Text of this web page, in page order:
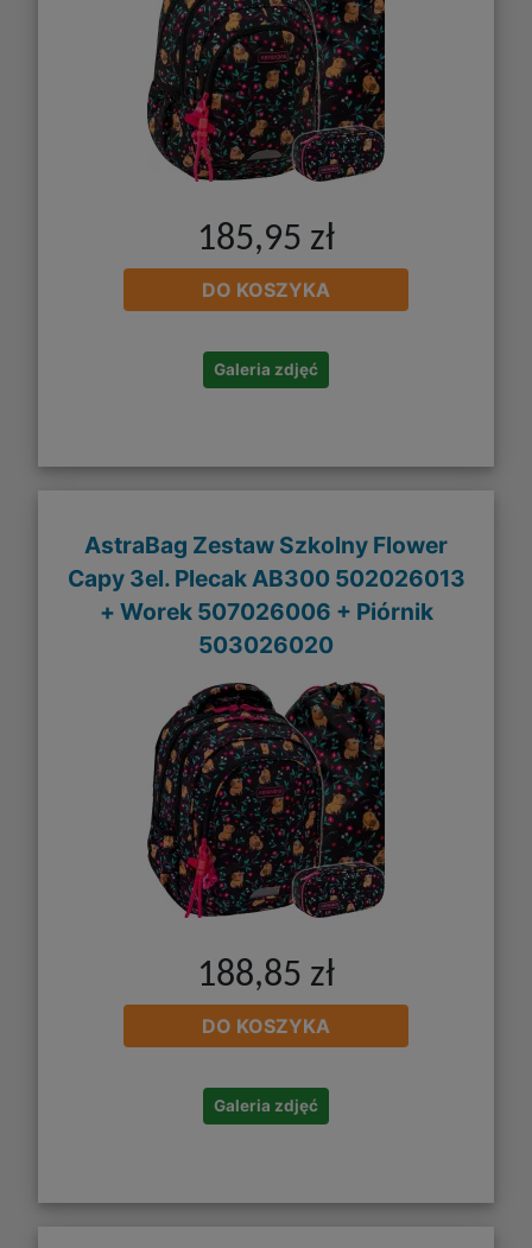
185,95 zł
DO KOSZYKA
Galeria zdjęć
AstraBag Zestaw Szkolny Flower
Capy 3el. Plecak AB300 502026013
+ Worek 507026006 + Piórnik
503026020
188,85 zł
DO KOSZYKA
Galeria zdjęć